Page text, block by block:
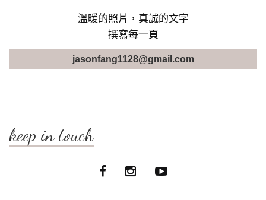
溫暖的照片，真誠的文字
撰寫每一頁
jasonfang1128@gmail.com
keep in touch